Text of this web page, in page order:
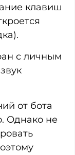
клавиш
с личным
от бота
Однако не